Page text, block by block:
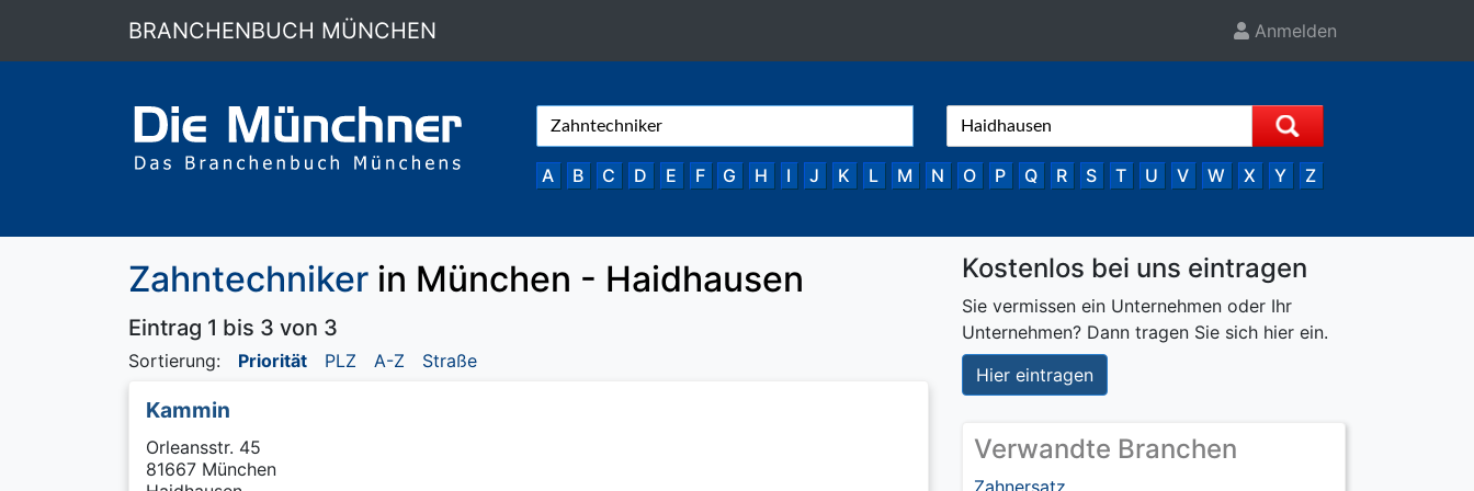
BRANCHENBUCH MÜNCHEN Anmelden
A B C D E F G H I J K L M N O P Q R S T U V W X Y Z
Zahntechniker in München - Haidhausen
Eintrag 1 bis 3 von 3
Sortierung: Priorität PLZ A-Z Straße
Kammin
Orleansstr. 45
81667 München
Kostenlos bei uns eintragen
Sie vermissen ein Unternehmen oder Ihr
Unternehmen? Dann tragen Sie sich hier ein.
Hier eintragen
Verwandte Branchen
Zahnersatz